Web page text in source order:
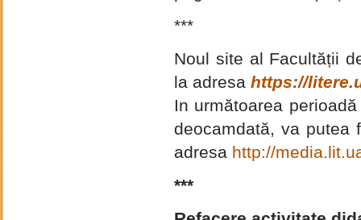
***
Noul site al Facultății
la adresa https://
In următoarea
deocamdată, va putea
adresa http://
***